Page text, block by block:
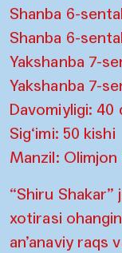
Shanba 6-
Shanba 6-
Yakshanba 7-
Yakshanba 7-
Davomiyligi: 40
Sig‘imi: 50 kishi
Manzil:
“Shiru
xotirasi
an’anaviy raqs